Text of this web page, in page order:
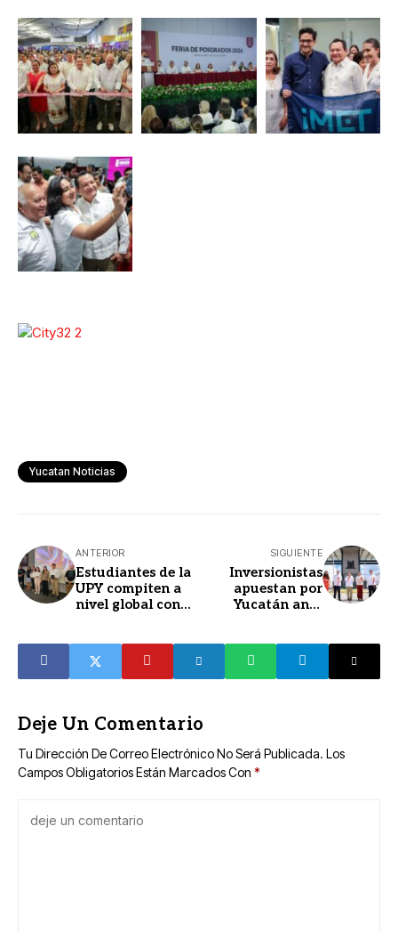
Yucatan Noticias
ANTERIOR
Estudiantes de la
UPY compiten a
nivel global con
agricultura
SIGUIENTE
Inversionistas
apuestan por
Yucatán ante
jurídica
Deje Un Comentario
Tu Dirección De Correo Electrónico No Será Publicada. Los
Campos Obligatorios Están Marcados Con *